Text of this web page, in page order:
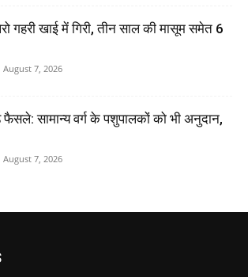
गहरी खाई में गिरी, तीन साल की मासूम समेत 6
August 7, 2026
सामान्य वर्ग के पशुपालकों को भी अनुदान,
August 7, 2026